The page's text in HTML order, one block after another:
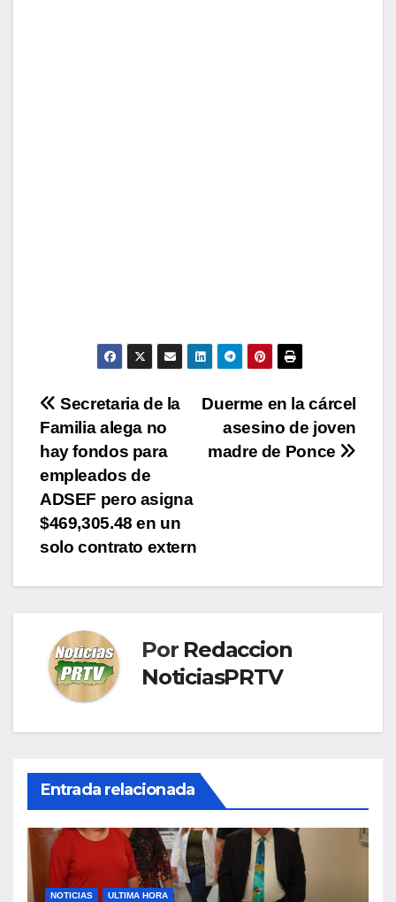
Navegación
de
entradas
Duerme en la cárcel
asesino de joven
madre de Ponce
Secretaria de la
Familia alega no
hay fondos para
empleados de
ADSEF pero asigna
$469,305.48 en un
solo contrato extern
Por Redaccion
NoticiasPRTV
Entrada relacionada
NOTICIAS ULTIMA HORA